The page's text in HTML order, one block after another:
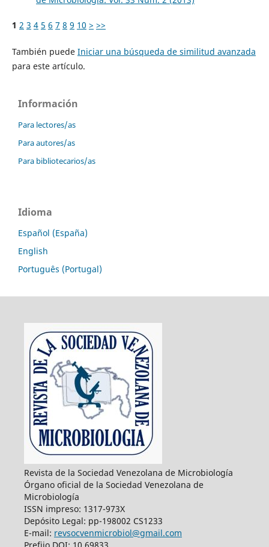
1 2 3 4 5 6 7 8 9 10 > >>
También puede Iniciar una búsqueda de similitud avanzada
para este artículo.
Información
Para lectores/as
Para autores/as
Para bibliotecarios/as
Idioma
Español (España)
English
Português (Portugal)
Revista de la Sociedad Venezolana de Microbiología
Órgano oficial de la Sociedad Venezolana de
Microbiología
ISSN impreso: 1317-973X
Depósito Legal: pp-198002 CS1233
E-mail: revsocvenmicrobiol@gmail.com